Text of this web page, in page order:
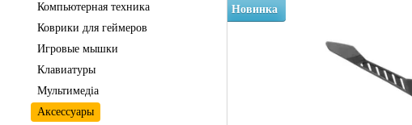
Новинка
Компьютерная техника
Коврики для геймеров
Игровые мышки
Клавиатуры
Мультимедіа
Аксессуары